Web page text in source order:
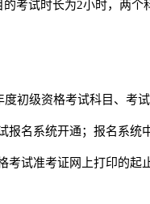
考试时长为2小时，两个
初级资格考试科目、考
报名系统开通；报名系
考试准考证网上打印的起